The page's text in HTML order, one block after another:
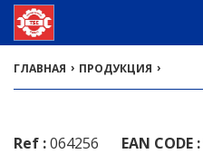
ГЛАВНАЯ › ПРОДУКЦИЯ ›
Ref :064256 EAN CODE :